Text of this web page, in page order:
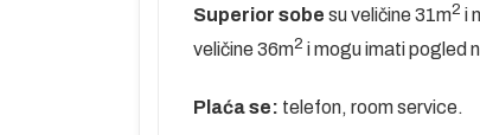
Superior sobe su veličine 31m2 i
veličine36m2 i mogu imati pogled
Plaća se: telefon, room service.